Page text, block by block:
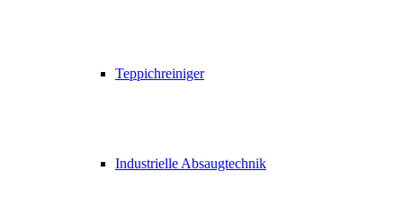
Teppichreiniger
Industrielle Absaugtechnik